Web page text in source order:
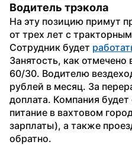
Водитель трэкола
На эту позицию примут
от трех лет с
Сотрудник будет
Занятость, как отмечено
60/30. Водителю
рублей в месяц. За
доплата. Компания
питание в вахтовом
зарплаты), а также
обратно.